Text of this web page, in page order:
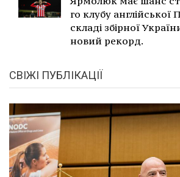
го клубу англійської
складі збірної
новий рекорд.
СВІЖІ ПУБЛІКАЦІЇ